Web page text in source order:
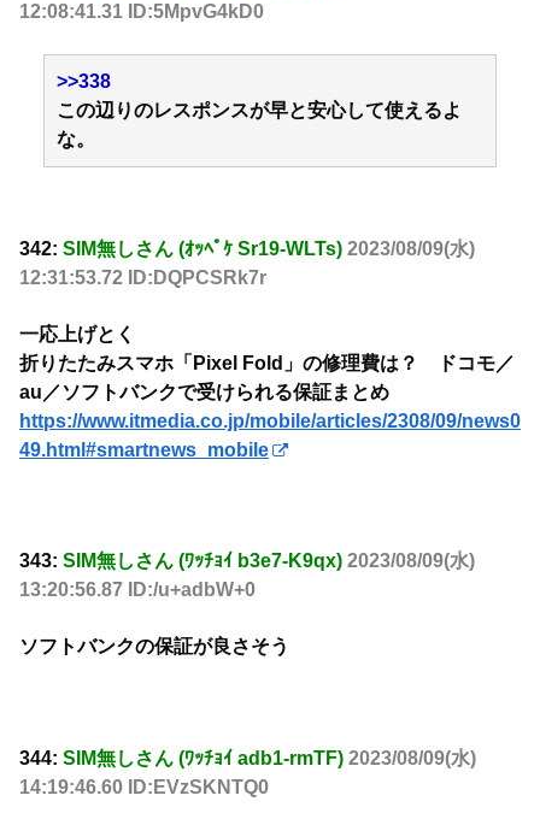
12:08:41.31 ID:5MpvG4kD0
>>338
この辺りのレスポンスが早と安心して使えるよ
な。
342: SIM無しさん (ｵｯﾍﾟｹ Sr19-WLTs) 2023/08/09(水)
12:31:53.72 ID:DQPCSRk7r
一応上げとく
折りたたみスマホ「Pixel Fold」の修理費は？ ドコモ／
au／ソフトバンクで受けられる保証まとめ
https://www.itmedia.co.jp/mobile/articles/2308/09/news0
49.html#smartnews_mobile
343: SIM無しさん (ﾜｯﾁｮｲ b3e7-K9qx) 2023/08/09(水)
13:20:56.87 ID:/u+adbW+0
ソフトバンクの保証が良さそう
344: SIM無しさん (ﾜｯﾁｮｲ adb1-rmTF) 2023/08/09(水)
14:19:46.60 ID:EVzSKNTQ0